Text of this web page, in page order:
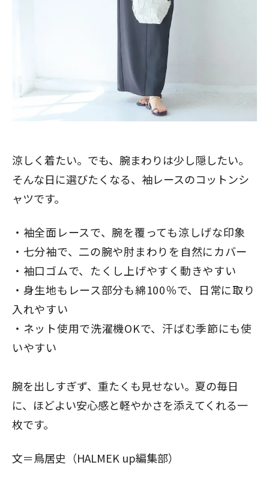
涼しく着たい。でも、腕まわりは少し隠したい。
そんな日に選びたくなる、 袖レースのコットンシ
ャツです。
袖全面レースで、腕を覆っても涼しげな印象
七分袖で、二の腕や肘まわりを自然にカバー
袖口ゴムで、たくし上げやすく動きやすい
身生地もレース部分も綿100％で、日常に取り
入れやすい
ネット使用で洗濯機OKで、汗ばむ季節にも使
いやすい
腕を出しすぎず、重たくも見せない。夏の毎日
に、 ほどよい安心感と軽やかさを添えてくれる一
枚です。
文＝鳥居史（HALMEK up編集部）